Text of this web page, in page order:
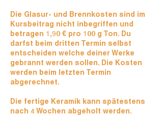
Die Glasur- und Brennkosten sind im
Kursbeitrag nicht inbegriffen und
betragen 1,90 € pro 100 g Ton. Du
darfst beim dritten Termin selbst
entscheiden welche deiner Werke
gebrannt werden sollen. Die Kosten
werden beim letzten Termin
abgerechnet.
Die fertige Keramik kann spätestens
nach 4 Wochen abgeholt werden.